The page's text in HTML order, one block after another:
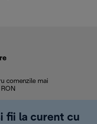
comenzile mai
fii la curent cu